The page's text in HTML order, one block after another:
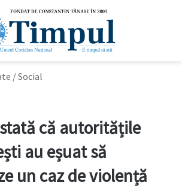
/Social
că autoritățile
au eșuat să
un caz de violență